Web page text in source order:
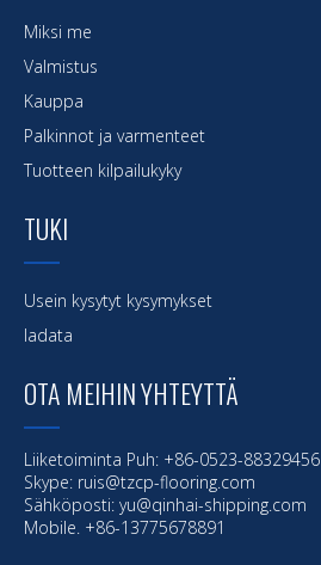
Miksi me
Valmistus
Kauppa
Palkinnot ja varmenteet
Tuotteen kilpailukyky
TUKI
Usein kysytyt kysymykset
ladata
OTA MEIHIN YHTEYTTÄ
Liiketoiminta Puh: +86-0523-88329456
Skype: ruis@tzcp-flooring.com
Sähköposti: yu@qinhai-shipping.com
Mobile. +86-13775678891